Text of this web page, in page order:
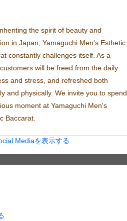
the spirit of beauty and
in Japan, Yamaguchi Men's Esthetic
constantly challenges itself. As a
will be freed from the daily
and stress, and refreshed both
and physically. We invite you to spend
moment at Yamaguchi Men's
Baccarat.
Mediaを表示する